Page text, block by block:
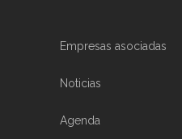
Empresas asociadas
Noticias
Agenda